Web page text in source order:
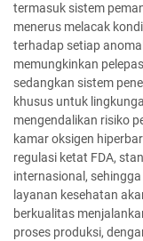
termasuk sistem
menerus melacak
terhadap setiap
memungkinkan
sedangkan sistem
khusus untuk
mengendalikan risiko
kamar oksigen
regulasi ketat FDA,
internasional,
layanan kesehatan
berkualitas
proses produksi,